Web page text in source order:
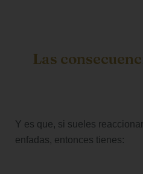
Las
Y es que, si sueles
enfadas, entonces tienes: